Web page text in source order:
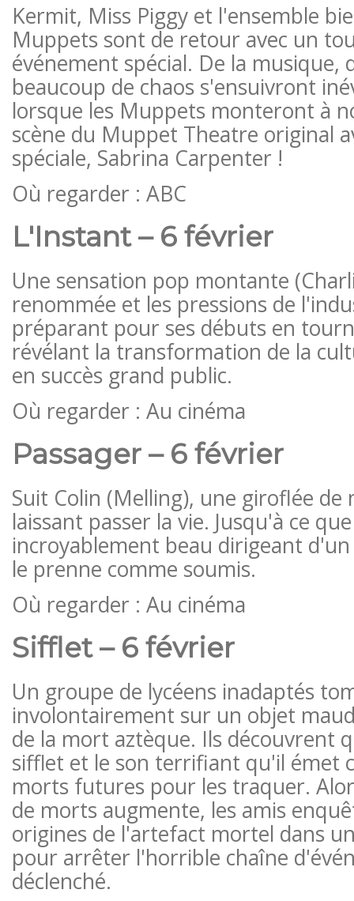
Kermit, Miss Piggy et l'ensemble
Muppets sont de retour avec un
événement spécial. De la musique,
beaucoup de chaos s'ensuivront
lorsque les Muppets monteront à
scène du Muppet Theatre original
spéciale, Sabrina Carpenter !
Où regarder : ABC
L'Instant – 6 février
Une sensation pop montante
renommée et les pressions de
préparant pour ses débuts en
révélant la transformation de la
en succès grand public.
Où regarder : Au cinéma
Passager – 6 février
Suit Colin (Melling), une giroflée de
laissant passer la vie. Jusqu'à ce
incroyablement beau dirigeant
le prenne comme soumis.
Où regarder : Au cinéma
Sifflet – 6 février
Un groupe de lycéens inadaptés
involontairement sur un objet
de la mort aztèque. Ils découvrent
sifflet et le son terrifiant qu'il émet
morts futures pour les traquer.
de morts augmente, les amis
origines de l'artefact mortel dans
pour arrêter l'horrible chaîne
déclenché.